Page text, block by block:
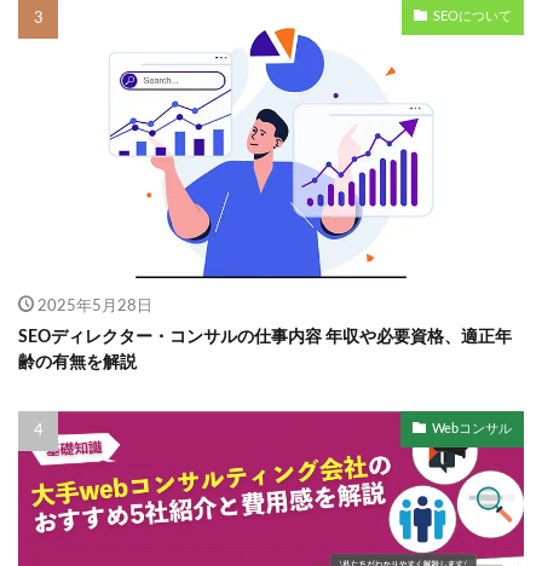
SEOについて
2025年5月28日
SEOディレクター・コンサルの仕事内容 年収や必要資格、適正年
齢の有無を解説
Webコンサル